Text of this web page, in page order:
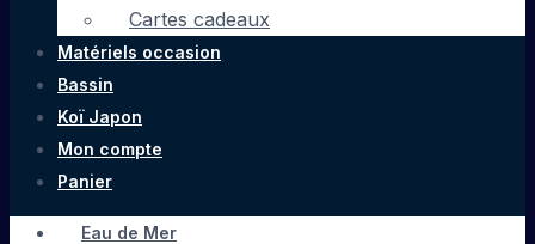
Cartes cadeaux
Matériels occasion
Bassin
Koï Japon
Mon compte
Panier
Eau de Mer